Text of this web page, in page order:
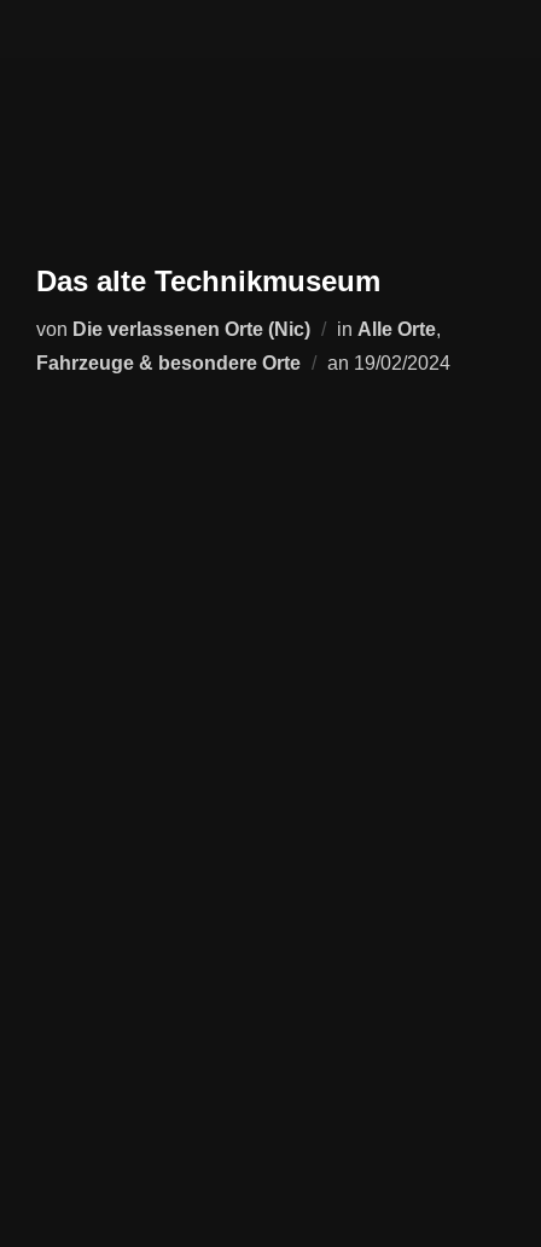
Das alte Technikmuseum
von Die verlassenen Orte (Nic) in Alle Orte,
Fahrzeuge & besondere Orte
an Veröffentlicht
19/02/2024